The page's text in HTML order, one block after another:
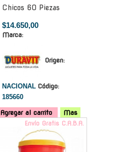
Chicos 60 Piezas
$14.650,00
Marca:
Origen:
NACIONAL Código:
185660
Agregar al carrito
Mas
Envío Gratis C.A.B.A.